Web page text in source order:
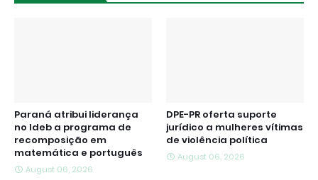
Paraná atribui liderança
no Ideb a programa de
recomposição em
matemática e português
August 06, 2026
DPE-PR oferta suporte
jurídico a mulheres vítimas
de violência política
August 06, 2026